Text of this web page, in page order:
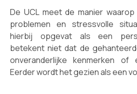
De UCL meet de manier
problemen en stressvolle
hierbij opgevat als een
betekent niet dat de
onveranderlijke kenmerken of
Eerder wordt het gezien als een